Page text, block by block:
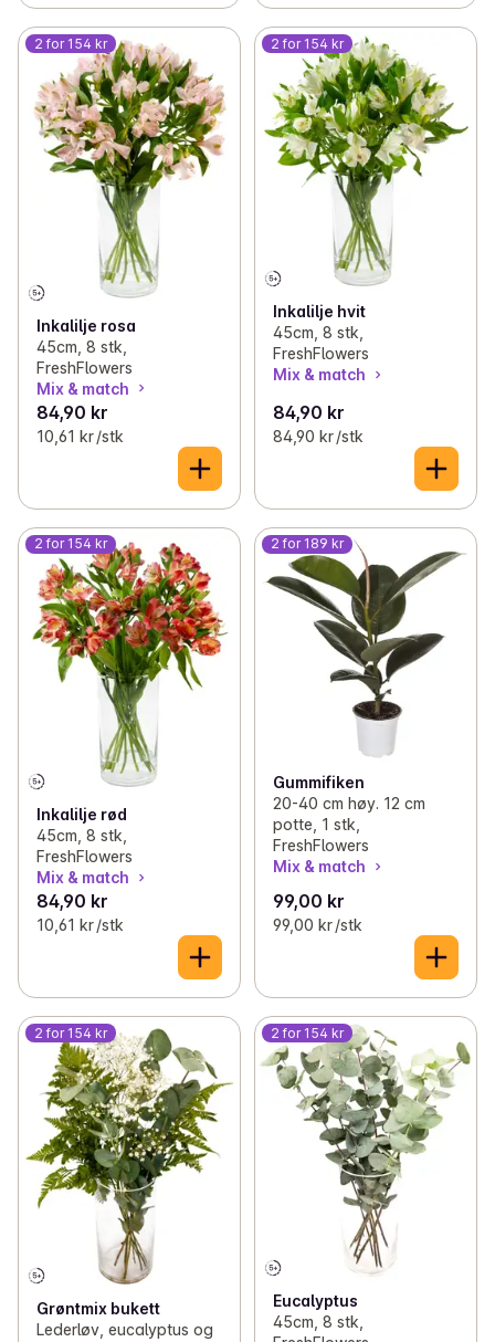
2 for 154 kr
Inkalilje rosa
45cm, 8 stk,
FreshFlowers
Mix & match
84,90 kr
10,61 kr /stk
2 for 154 kr
Inkalilje hvit
45cm, 8 stk,
FreshFlowers
Mix & match
84,90 kr
84,90 kr /stk
2 for 154 kr
Inkalilje rød
45cm, 8 stk,
FreshFlowers
Mix & match
84,90 kr
10,61 kr /stk
2 for 189 kr
Gummifiken
20-40 cm høy. 12 cm
potte, 1 stk,
FreshFlowers
Mix & match
99,00 kr
99,00 kr /stk
2 for 154 kr
Grøntmix bukett
Lederløv, eucalyptus og
2 for 154 kr
Eucalyptus
45cm, 8 stk,